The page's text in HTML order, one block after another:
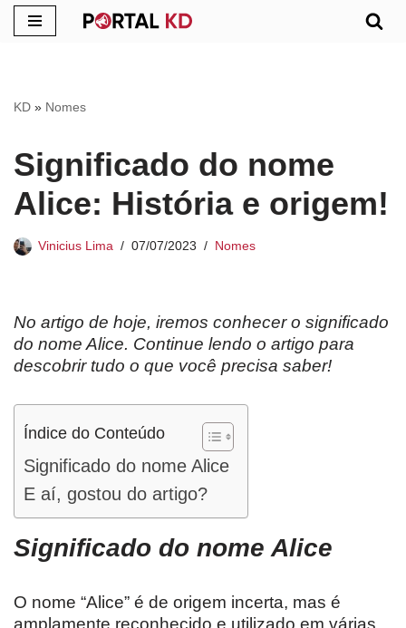
conteúdo
KD » Nomes
Significado do nome
Alice: História e origem!
Vinicius Lima 07/07/2023 Nomes
No artigo de hoje, iremos conhecer o significado
do nome Alice. Continue lendo o artigo para
descobrir tudo o que você precisa saber!
Índice do Conteúdo
Significado do nome Alice
E aí, gostou do artigo?
Significado do nome Alice
O nome “Alice” é de origem incerta, mas é
amplamente reconhecido e utilizado em várias